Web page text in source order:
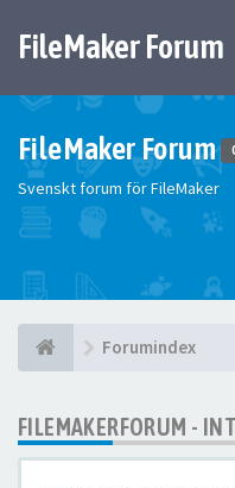
FileMaker Forum
FileMaker Forum
Svenskt forum för FileMaker
Forumindex
FILEMAKERFORUM -